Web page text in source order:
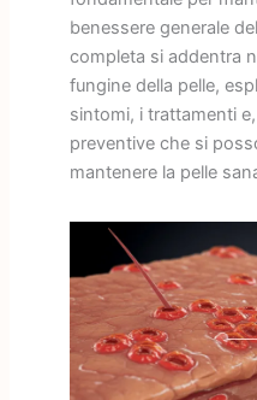
benessere generale
completa si addentra
fungine della pelle,
sintomi, i trattamenti
preventive che si
mantenere la pelle